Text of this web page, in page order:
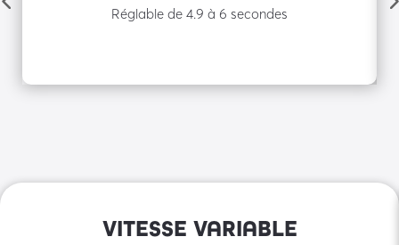
Réglable de 4.9 à 6 secondes
VITESSE VARIABLE